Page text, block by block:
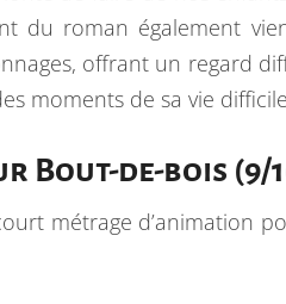
du roman également
offrant un regard
moments de sa vie
Bout-de-bois (9/
métrage d’animation